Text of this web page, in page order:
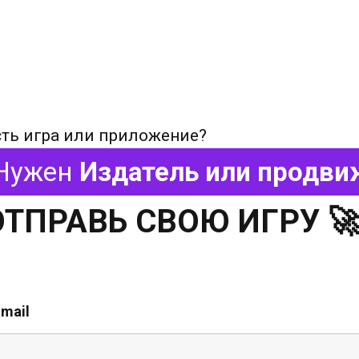
игра или приложение?
Издатель или
СВОЮ ИГРУ 🚀